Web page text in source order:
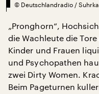
© Deutschlandradio /
„Pronghorn“,
die Wachleute die
Kinder und Frauen
und Psychopathen
zwei Dirty Women.
Beim Pageturnen